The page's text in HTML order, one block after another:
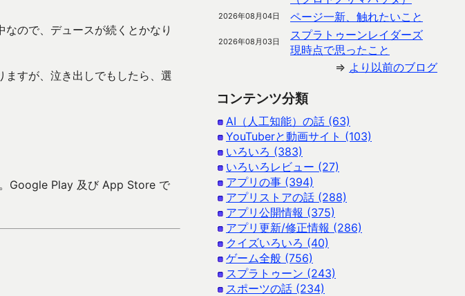
ので、デュースが続くとかなり
すが、泣き出しでもしたら、選
Google Play 及び App Store で
2026年08月04日 ページ一新、触れたいこと
2026年08月03日
スプラトゥーンレイダーズ
現時点で思ったこと
⇒ より以前のブログ
コンテンツ分類
AI（人工知能）の話 (63)
YouTuberと動画サイト (103)
いろいろ (383)
いろいろレビュー (27)
アプリの事 (394)
アプリストアの話 (288)
アプリ公開情報 (375)
アプリ更新/修正情報 (286)
クイズいろいろ (40)
ゲーム全般 (756)
スプラトゥーン (243)
スポーツの話 (234)